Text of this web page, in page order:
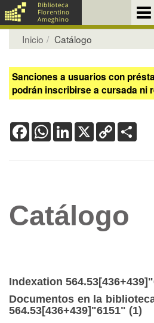
Inicio Catálogo
Sanciones a usuarios con
podrán inscribirse a cursada ni
FacebookWhatsApp
LinkedIn
X Copy
Link
Catálogo
Indexation
Documentos en la
564.53[436+439]"6151" (1)